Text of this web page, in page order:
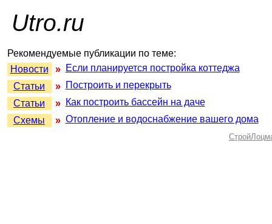
Utro.ru
Рекомендуемые публикации по теме:
Новости
»
Если планируется постройка коттеджа
Статьи
»
Построить и перекрыть
Статьи
»
Как построить бассейн на даче
Схемы
» Отопление и водоснабжение вашего дома